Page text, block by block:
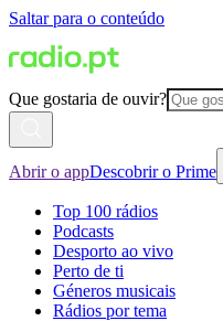
Saltar para o conteúdo
Que gostaria de ouvir?
Abrir o appDescobrir o Prime
Top 100 rádios
Podcasts
Desporto ao vivo
Perto de ti
Géneros musicais
Rádios por tema